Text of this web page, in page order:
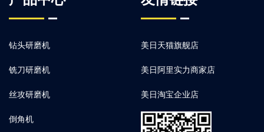
钻头研磨机
铣刀研磨机
丝攻研磨机
倒角机
美日天猫旗舰店
美日阿里实力商家店
美日淘宝企业店